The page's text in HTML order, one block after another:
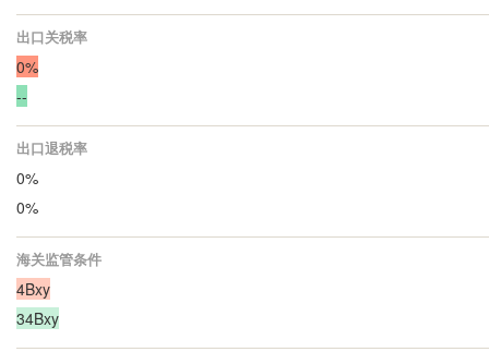
出口关税率
0%
--
出口退税率
0%
0%
海关监管条件
4Bxy
34Bxy